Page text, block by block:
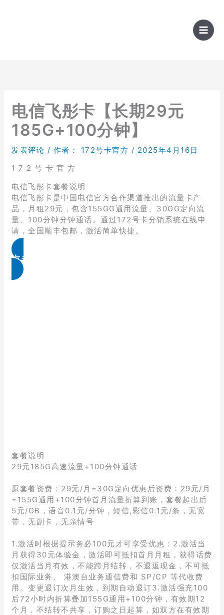
电信飞彤卡【长期29元
185G+100分钟】
发表评论 / 作者： 172号卡官方 / 2025年4月16日
1 7 2 号 卡 官 方
电信飞彤卡套餐说明
电信飞彤卡是中国电信官方合作渠道推出的流量卡产
品，月租29元，包含155GG通用流量、30GG定向流
量、100分钟分钟通话。通过172号卡分销系统在线申
请，全国顺丰包邮，激活简单快捷。
点击免费领取
套餐说明
29元185G高速流量+100分钟通话
原套餐资费：29元/月=30G定向优惠后资费：29元/月
=155G通用+100分钟首月流量折算到账，套餐超出后
5元/GB，语音0.1元/分钟，短信,彩信0.1元/条，无宽
带，无副卡，无亲情号
1.激活时根据提示务必100元才可享受优惠：2.激活当
月获得30元体验金，激活即可抵扣首月月租，获得话费
仅激活当月有效，不能跨月结转，不退返现金，不可抵
扣国际业务、 港澳台业务通信费和 SP/CP 等代收费
用。变更退订次月生效，到期自动退订3.激活强充100
后72小时内折算叠加155G通用+100分钟，有效期12
个月，不结转不共享，订购之日起算，如双方在有效期